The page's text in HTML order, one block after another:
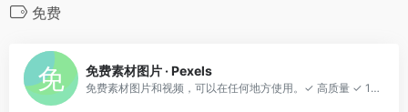
免费
免费素材图片 · Pexels
免费素材图片和视频，可以在任何地方使用。✓ 高质量 ✓ 100% 免费✓ 无需注明归属